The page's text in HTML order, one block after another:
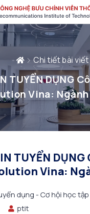
Chi tiết bài viết
TUYỂN DỤNG
Vina:
TUYỂN
Vina:
dụng - Cơ hội học tập
ptit